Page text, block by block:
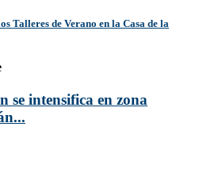
Talleres de Verano en la Casa de la
se intensifica en zona